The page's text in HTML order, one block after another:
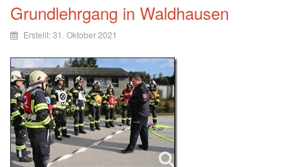
Grundlehrgang in Waldhausen
Erstellt: 31. Oktober 2021